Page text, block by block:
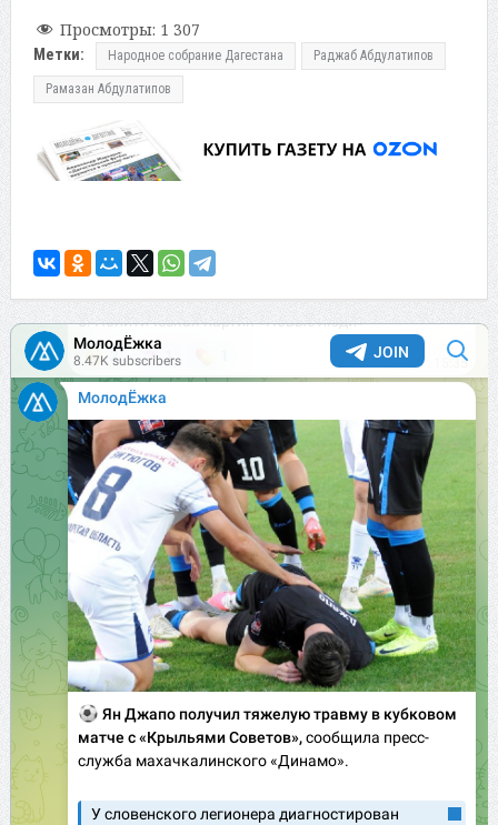
Просмотры: 1 307
Метки: Народное собрание Дагестана Раджаб Абдулатипов
Рамазан Абдулатипов